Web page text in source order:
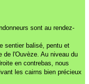
sont au rendez-
sentier balisé, pentu et
de l'Ouvèze. Au niveau du
en contrebas, nous
les cairns bien précieux